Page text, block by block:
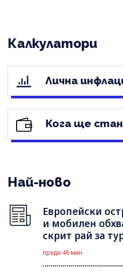
Калкулатори
Лична
Кога ще
Най-ново
Европейски
и мобилен
скрит рай за
преди 46 мин